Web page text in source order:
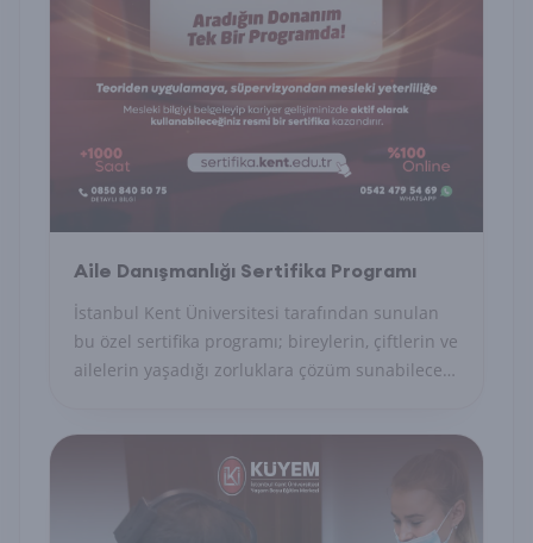
Aile Danışmanlığı Sertifika Programı
İstanbul Kent Üniversitesi tarafından sunulan
bu özel sertifika programı; bireylerin, çiftlerin ve
ailelerin yaşadığı zorluklara çözüm sunabilecek